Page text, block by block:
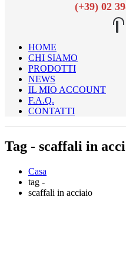
(+39) 02
HOME
CHI SIAMO
PRODOTTI
NEWS
IL MIO ACCOUNT
F.A.Q.
CONTATTI
Tag - scaffali in
Casa
tag -
scaffali in acciaio